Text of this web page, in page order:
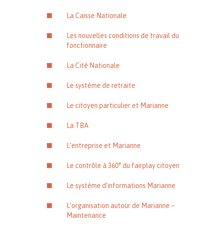
La Caisse Nationale
Les nouvelles conditions de travail du
fonctionnaire
La Cité Nationale
Le système de retraite
Le citoyen particulier et Marianne
La TBA
L’entreprise et Marianne
Le contrôle à 360° du fairplay citoyen
Le système d’informations Marianne
L’organisation autour de Marianne –
Maintenance